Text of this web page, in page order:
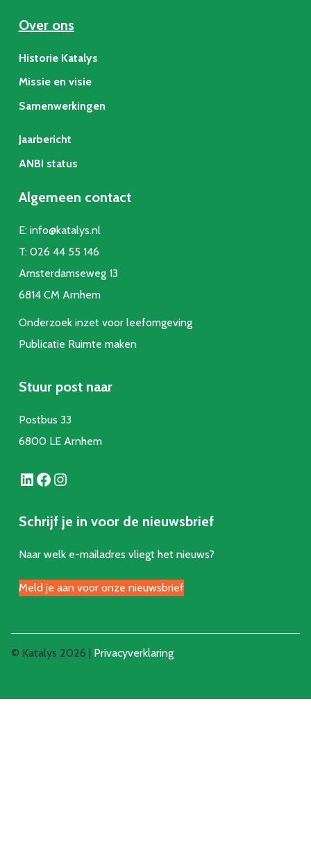
Over ons
Historie Katalys
Missie en visie
Samenwerkingen
Jaarbericht
ANBI status
Algemeen contact
E: info@katalys.nl
T: 026 44 55 146
Amsterdamseweg 13
6814 CM Arnhem
Onderzoek inzet voor leefomgeving
Publicatie Ruimte maken
Stuur post naar
Postbus 33
6800 LE Arnhem
LinkedIn Facebook Instagram
Schrijf je in voor de nieuwsbrief
Naar welk e-mailadres vliegt het nieuws?
Meld je aan voor onze nieuwsbrief
© Katalys 2026 | Privacyverklaring